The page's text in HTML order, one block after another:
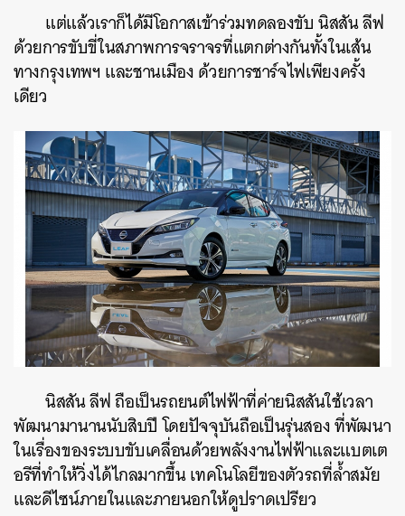
แต่แล้วเราก็ได้มีโอกาสเข้าร่วมทดลองขับ นิสสัน ลีฟ
ด้วยการขับขี่ในสภาพการจราจรที่แตกต่างกันทั้งในเส้น
ทางกรุงเทพฯ และชานเมือง ด้วยการชาร์จไฟเพียงครั้ง
เดียว
นิสสัน ลีฟ ถือเป็นรถยนต์ไฟฟ้าที่ค่ายนิสสันใช้เวลา
พัฒนามานานนับสิบปี โดยปัจจุบันถือเป็นรุ่นสอง ที่พัฒนา
ในเรื่องของระบบขับเคลื่อนด้วยพลังงานไฟฟ้าและแบตเต
อรีที่ทำให้วิ่งได้ไกลมากขึ้น เทคโนโลยีของตัวรถที่ล้ำสมัย
และดีไซน์ภายในและภายนอกให้ดูปราดเปรียว